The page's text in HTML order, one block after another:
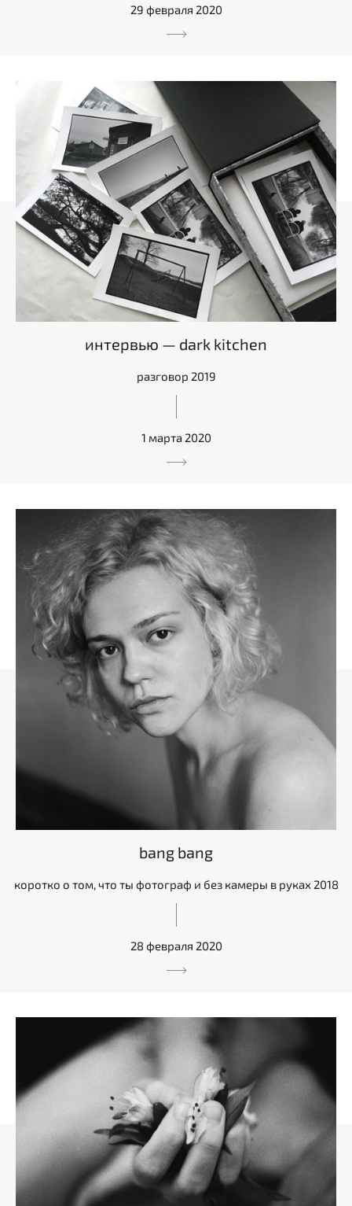
29 февраля 2020
интервью — dark kitchen
разговор 2019
1 марта 2020
bang bang
коротко о том, что ты фотограф и без камеры в руках 2018
28 февраля 2020